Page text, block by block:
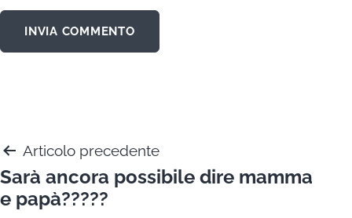
Navigazione
articoli
Articolo precedente
Sarà ancora possibile dire mamma
e papà?????